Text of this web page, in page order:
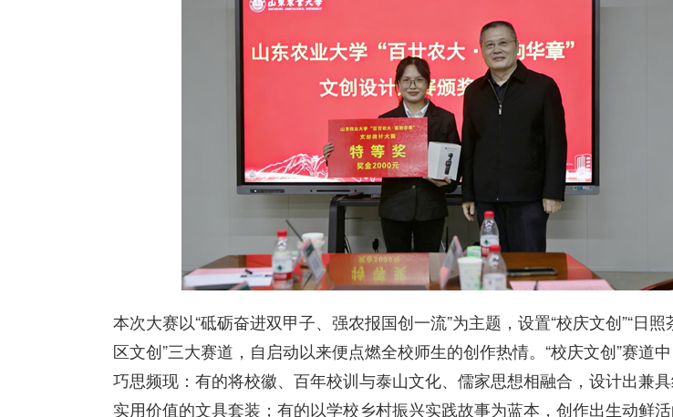
本次大赛以“砥砺奋进双甲子、强农报国创一流”为主题，设置“校庆文创”“日照
区文创”三大赛道，自启动以来便点燃全校师生的创作热情。“校庆文创”赛道
巧思频现：有的将校徽、百年校训与泰山文化、儒家思想相融合，设计出兼
实用价值的文具套装；有的以学校乡村振兴实践故事为蓝本，创作出生动鲜